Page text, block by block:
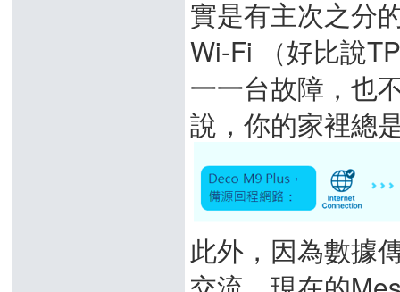
實是有主次之分
Wi-Fi （好比說
一一台故障，也
說，你的家裡總
此外，因為數據